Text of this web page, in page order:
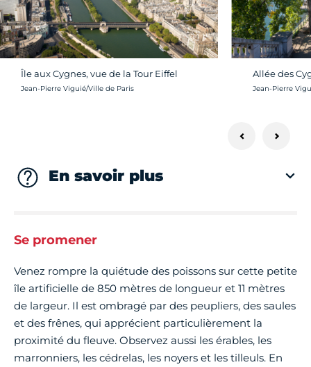
Île aux Cygnes, vue de la Tour Eiffel
Crédit photo :
Jean-Pierre Viguié/Ville de Paris
Allée des
Crédit photo :
Jean-Pierre
En savoir plus
Se promener
Venez rompre la quiétude des poissons sur cette petite
île artificielle de 850 mètres de longueur et 11 mètres
de largeur. Il est ombragé par des peupliers, des saules
et des frênes, qui apprécient particulièrement la
proximité du fleuve. Observez aussi les érables, les
marronniers, les cédrelas, les noyers et les tilleuls. En